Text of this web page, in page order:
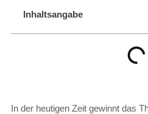
Inhaltsangabe
In der heutigen Zeit gewinnt das